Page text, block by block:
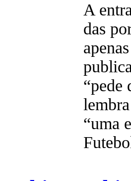
A
das
“pede
“uma